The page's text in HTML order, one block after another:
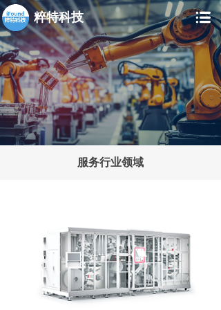
粹特科技
服务行业领域